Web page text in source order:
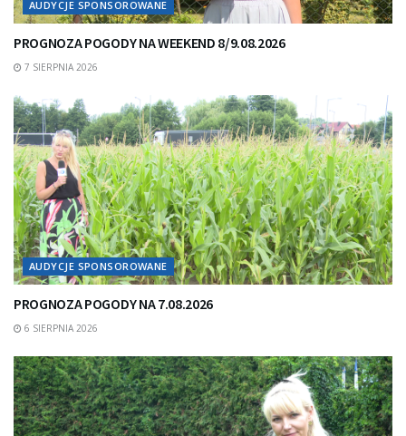
AUDYCJE SPONSOROWANE
PROGNOZA POGODY NA WEEKEND 8/9.08.2026
7 SIERPNIA 2026
AUDYCJE SPONSOROWANE
PROGNOZA POGODY NA 7.08.2026
6 SIERPNIA 2026